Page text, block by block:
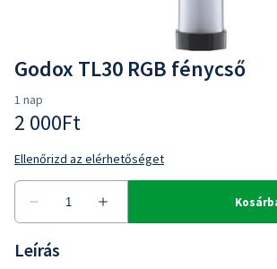
Godox TL30 RGB fénycső
Leírás